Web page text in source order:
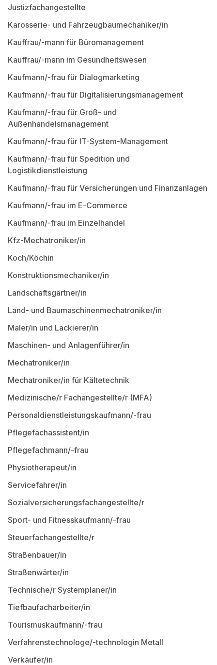
Justizfachangestellte
Karosserie- und Fahrzeugbaumechaniker/in
Kauffrau/-mann für Büromanagement
Kauffrau/-mann im Gesundheitswesen
Kaufmann/-frau für Dialogmarketing
Kaufmann/-frau für Digitalisierungsmanagement
Kaufmann/-frau für Groß- und
Außenhandelsmanagement
Kaufmann/-frau für IT-System-Management
Kaufmann/-frau für Spedition und
Logistikdienstleistung
Kaufmann/-frau für Versicherungen und Finanzanlagen
Kaufmann/-frau im E-Commerce
Kaufmann/-frau im Einzelhandel
Kfz-Mechatroniker/in
Koch/Köchin
Konstruktionsmechaniker/in
Landschaftsgärtner/in
Land- und Baumaschinenmechatroniker/in
Maler/in und Lackierer/in
Maschinen- und Anlagenführer/in
Mechatroniker/in
Mechatroniker/in für Kältetechnik
Medizinische/r Fachangestellte/r (MFA)
Personaldienstleistungskaufmann/-frau
Pflegefachassistent/in
Pflegefachmann/-frau
Physiotherapeut/in
Servicefahrer/in
Sozialversicherungsfachangestellte/r
Sport- und Fitnesskaufmann/-frau
Steuerfachangestellte/r
Straßenbauer/in
Straßenwärter/in
Technische/r Systemplaner/in
Tiefbaufacharbeiter/in
Tourismuskaufmann/-frau
Verfahrenstechnologe/-technologin Metall
Verkäufer/in